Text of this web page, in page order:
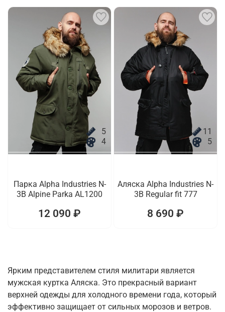
5
4
Парка Alpha Industries N-
3B Alpine Parka AL1200
12 090 ₽
11
5
Аляска Alpha Industries N-
3B Regular fit 777
8 690 ₽
Ярким представителем стиля милитари является
мужская куртка Аляска. Это прекрасный вариант
верхней одежды для холодного времени года, который
эффективно защищает от сильных морозов и ветров.